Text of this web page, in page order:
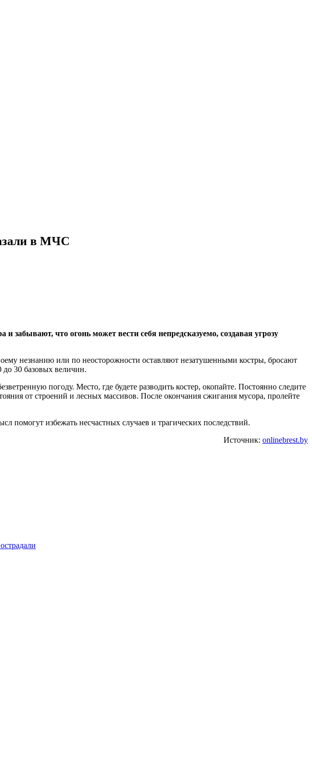
в МЧС
что огонь может вести себя непредсказуемо, создавая угрозу
незнанию или по неосторожности оставляют незатушенными костры, бросают
30 базовых величин.
погоду. Место, где будете разводить костер, окопайте. Постоянно следите
от строений и лесных массивов. После окончания сжигания мусора, пролейте
помогут избежать несчастных случаев и трагических последствий.
Источник: onlinebrest.by